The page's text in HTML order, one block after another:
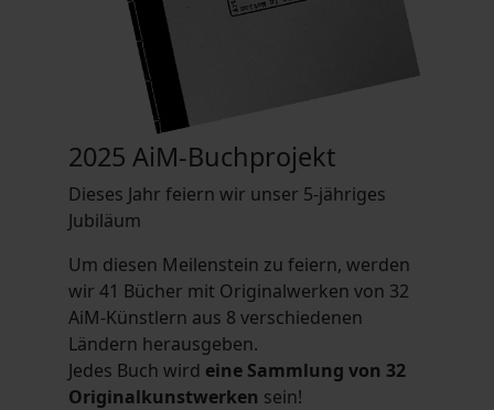
2025 AiM-Buchprojekt
Dieses Jahr feiern wir unser 5-jähriges
Jubiläum
Um diesen Meilenstein zu feiern, werden
wir 41 Bücher mit Originalwerken von 32
AiM-Künstlern aus 8 verschiedenen
Ländern herausgeben.
Jedes Buch wird eine Sammlung von 32
Originalkunstwerken sein!